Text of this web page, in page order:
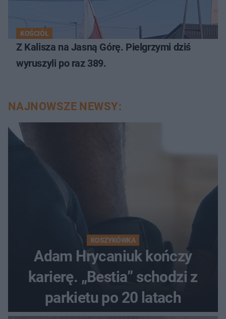
KOŚCIÓŁ
Z Kalisza na Jasną Górę. Pielgrzymi dziś
wyruszyli po raz 389.
NAJNOWSZE NEWSY:
KOSZYKÓWKA
Adam Hrycaniuk kończy
karierę. „Bestia” schodzi z
parkietu po 20 latach